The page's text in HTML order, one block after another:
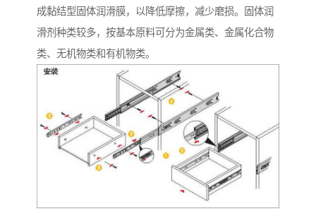
成黏结型固体润滑膜，以降低摩擦，减少磨损。固体润
滑剂种类较多，按基本原料可分为金属类、金属化合物
类、无机物类和有机物类。